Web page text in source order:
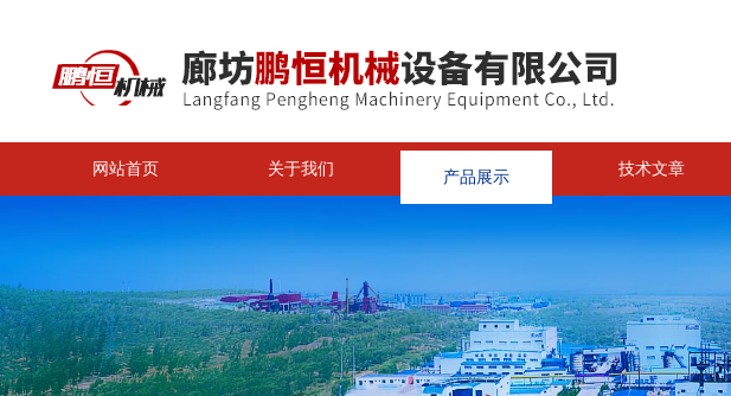
网站首页 关于我们 产品展示 技术文章
< >